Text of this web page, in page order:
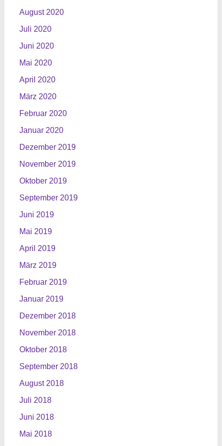
August 2020
Juli 2020
Juni 2020
Mai 2020
April 2020
März 2020
Februar 2020
Januar 2020
Dezember 2019
November 2019
Oktober 2019
September 2019
Juni 2019
Mai 2019
April 2019
März 2019
Februar 2019
Januar 2019
Dezember 2018
November 2018
Oktober 2018
September 2018
August 2018
Juli 2018
Juni 2018
Mai 2018